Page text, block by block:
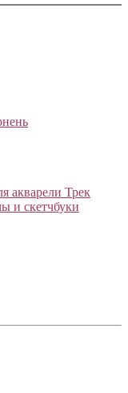
акварели Трек
и скетчбуки